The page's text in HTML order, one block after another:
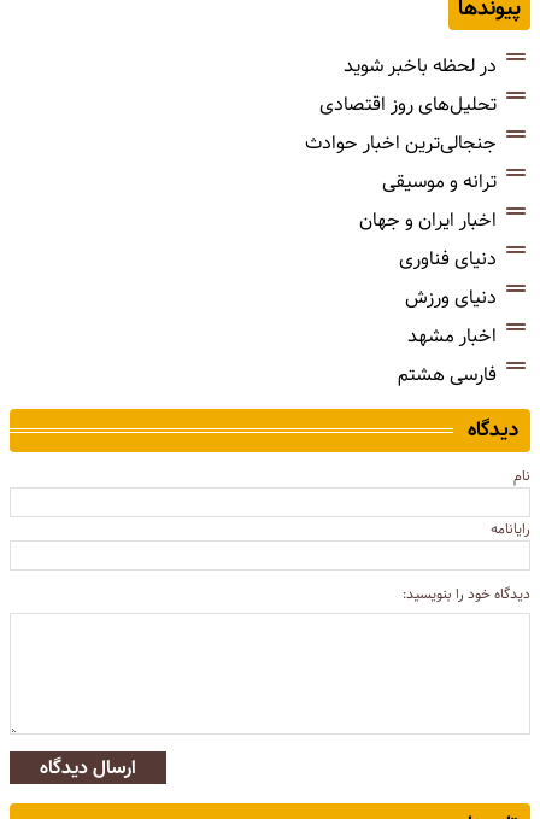
پیوندها
در لحظه باخبر شوید
تحلیل‌های روز اقتصادی
جنجالی‌ترین اخبار حوادث
ترانه و موسیقی
اخبار ایران و جهان
دنیای فناوری
دنیای ورزش
اخبار مشهد
فارسی هشتم
دیدگاه
نام
رایانامه
دیدگاه خود را بنویسید:
ارسال دیدگاه